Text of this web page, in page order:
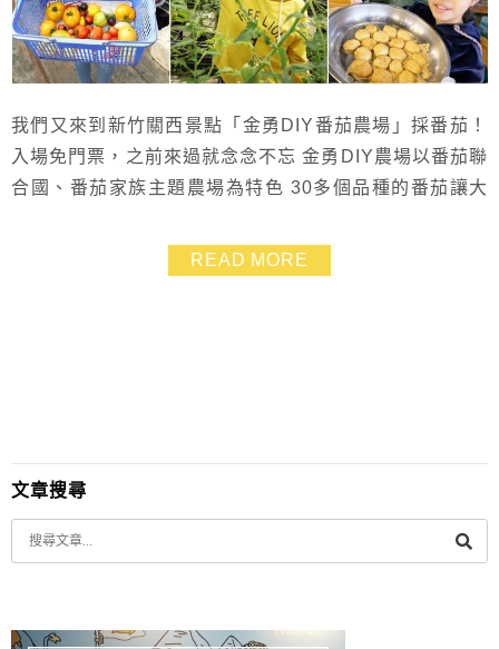
我們又來到新竹關西景點「金勇DIY番茄農場」採番茄！
入場免門票，之前來過就念念不忘 金勇DIY農場以番茄聯
合國、番茄家族主題農場為特色 30多個品種的番茄讓大
汁、小朋友超愛的搗麻糬也很好玩 番茄區開採時間》點
這裡 建議出發前可先電話詢問店家番茄成熟量多不多
READ MORE
文章搜尋